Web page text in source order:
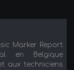
Marker Report
en Belgique
aux techniciens